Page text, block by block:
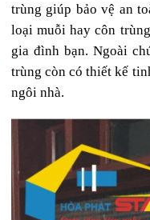
trùng giúp bảo vệ an
loại muỗi hay côn
gia đình bạn. Ngoài
trùng còn có thiết kế
ngôi nhà.